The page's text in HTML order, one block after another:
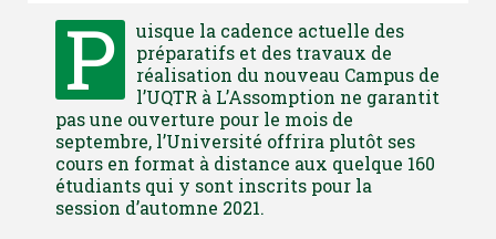
P
uisque la cadence actuelle des
préparatifs et des travaux de
réalisation du nouveau Campus de
l’UQTR à L’Assomption ne garantit
pas une ouverture pour le mois de
septembre, l’Université offrira plutôt ses
cours en format à distance aux quelque 160
étudiants qui y sont inscrits pour la
session d’automne 2021.